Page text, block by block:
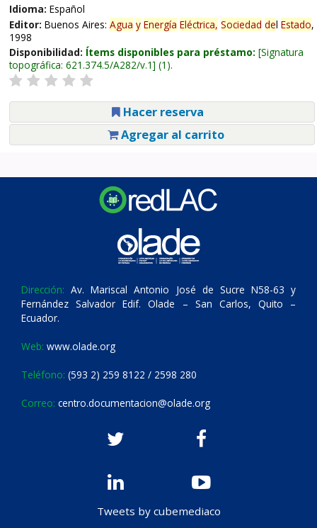
Idioma: Español
Editor: Buenos Aires: Agua y Energía Eléctrica, Sociedad del Estado,
1998
Disponibilidad: Ítems disponibles para préstamo: Signatura
topográfica: 621.374.5/A282/v.1 (1).
Hacer reserva
Agregar al carrito
Dirección: Av. Mariscal Antonio José de Sucre N58-63 y
Fernández Salvador Edif. Olade – San Carlos, Quito –
Ecuador.
Web: www.olade.org
Teléfono: (593 2) 259 8122 / 2598 280
Correo: centro.documentacion@olade.org
Tweets by cubemediaco